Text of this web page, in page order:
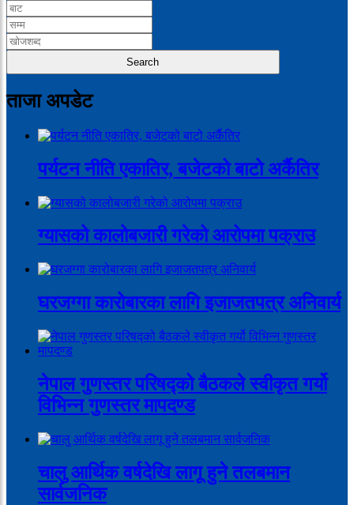
ताजा अपडेट
पर्यटन नीति एकातिर, बजेटको बाटो अर्कैतिर
ग्यासको कालोबजारी गरेको आरोपमा पक्राउ
घरजग्गा कारोबारका लागि इजाजतपत्र अनिवार्य
नेपाल गुणस्तर परिषद्को बैठकले स्वीकृत गर्यो
विभिन्न गुणस्तर मापदण्ड
चालु आर्थिक वर्षदेखि लागू हुने तलबमान
सार्वजनिक